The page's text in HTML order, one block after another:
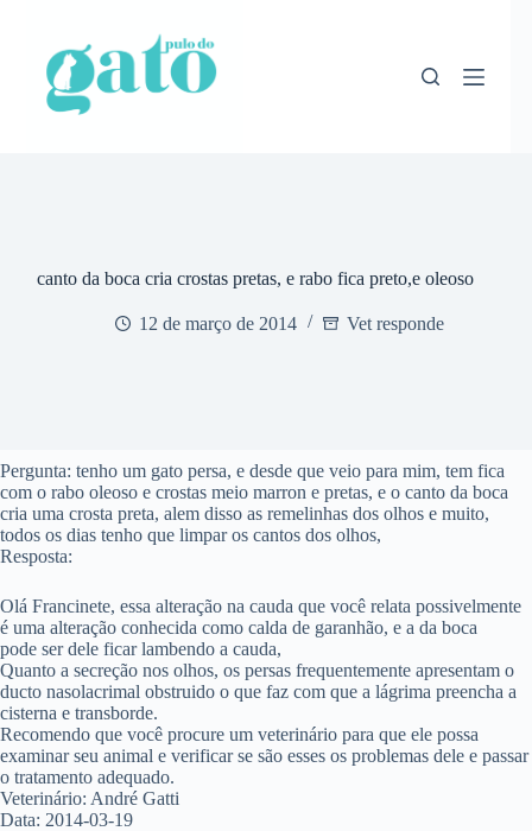
conteúdo
canto da boca cria crostas pretas, e rabo fica preto,e oleoso
12 de março de 2014 Vet responde
Pergunta: tenho um gato persa, e desde que veio para mim, tem fica
com o rabo oleoso e crostas meio marron e pretas, e o canto da boca
cria uma crosta preta, alem disso as remelinhas dos olhos e muito,
todos os dias tenho que limpar os cantos dos olhos,
Resposta:
Olá Francinete, essa alteração na cauda que você relata possivelmente
é uma alteração conhecida como calda de garanhão, e a da boca
pode ser dele ficar lambendo a cauda,
Quanto a secreção nos olhos, os persas frequentemente apresentam o
ducto nasolacrimal obstruido o que faz com que a lágrima preencha a
cisterna e transborde.
Recomendo que você procure um veterinário para que ele possa
examinar seu animal e verificar se são esses os problemas dele e passar
o tratamento adequado.
Veterinário: André Gatti
Data: 2014-03-19